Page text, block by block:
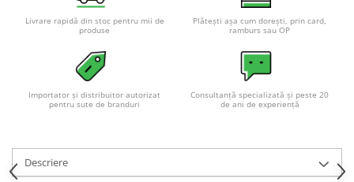
Statii de incarcare
Cabluri de incarcare vehicule
Prize de incarcare vehicule
electrice
Accesorii
Acumulatori VRLA AGM/GEL /
Tractiune / LiFePo4
Livrare rapidă din stoc pentru mii de
produse
Plătești așa cum dorești, prin card,
ramburs sau OP
Importator și distribuitor autorizat
pentru sute de branduri
Consultanță specializată și peste 20
de ani de experiență
Descriere